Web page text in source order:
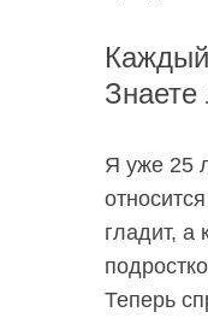
Я уже 25
гладит, а
Теперь